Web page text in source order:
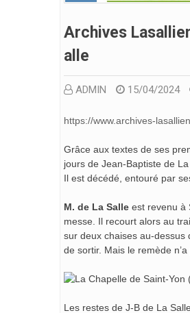
Archives
Alle
ADMIN 15/04/2024
https://www.archives-
Grâce aux textes de ses
jours de Jean-Baptiste de
Il est décédé, entouré par
M. de La Salle est revenu à
messe. Il recourt alors au
sur deux chaises au-dessus
de sortir. Mais le remède
Les restes de J-B de La